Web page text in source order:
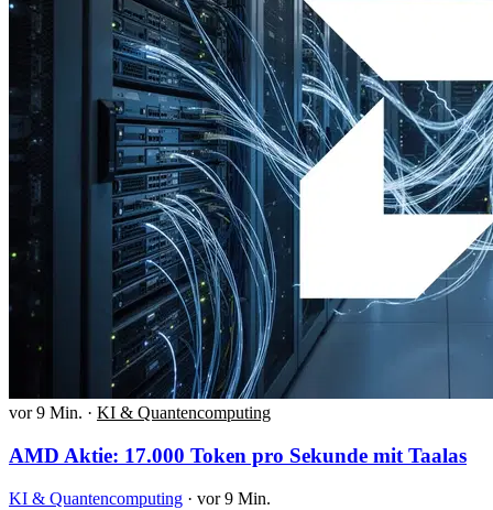
vor 9 Min. · KI & Quantencomputing
AMD Aktie: 17.000 Token pro Sekunde mit Taalas
KI & Quantencomputing · vor 9 Min.